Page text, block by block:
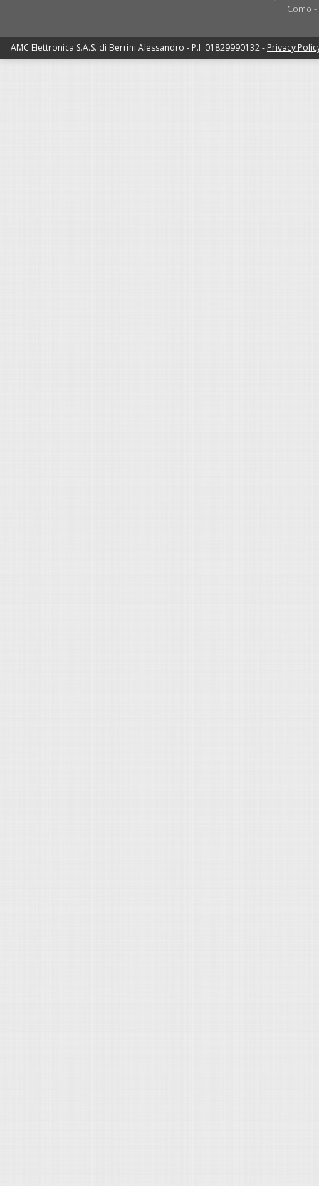
Como -
AMC Elettronica S.A.S. di Berrini Alessandro - P.I. 01829990132 - Privacy